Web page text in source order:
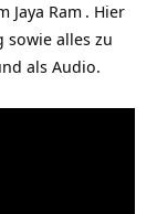
Jaya Ram . Hier
sowie alles zu
als Audio.